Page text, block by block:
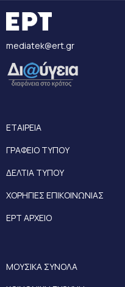
mediatek@ert.gr
ΕΤΑΙΡΕΙΑ
ΓΡΑΦΕΙΟ ΤΥΠΟΥ
ΔΕΛΤΙΑ ΤΥΠΟΥ
ΧΟΡΗΓΙΕΣ ΕΠΙΚΟΙΝΩΝΙΑΣ
ΕΡΤ ΑΡΧΕΙΟ
ΜΟΥΣΙΚΑ ΣΥΝΟΛΑ